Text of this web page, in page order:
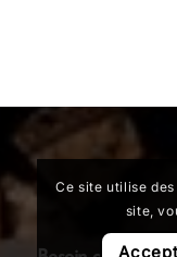
Ce site utilise
site,